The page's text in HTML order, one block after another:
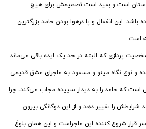
است و بعید است تصمیمش برای هیچ
این انفعال و پا درهوا بودن حامد بزرگترین
است.
پردازی که البته در حد یک ایده باقی می‌ماند
و نوع نگاه مینو و مسعود به ماجرای عشق قدیمی
که حامد را به دیدار سپیده مجاب می‌کند، چرا
شرایطش را تغییر دهد و از این دوگانگی بیرون
سر قرار شروع کننده این ماجراست و این همان بلوغ